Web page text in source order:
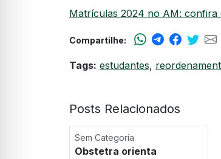
Matrículas 2024 no AM: confira
Compartilhe:
Tags: estudantes,
Posts Relacionados
Sem Categoria
Obstetra orienta